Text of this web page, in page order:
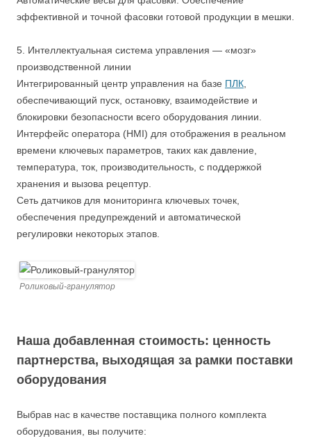
эффективной и точной фасовки готовой продукции в мешки.
5. Интеллектуальная система управления — «мозг»
производственной линии
Интегрированный центр управления на базе ПЛК
обеспечивающий пуск, остановку, взаимодействие и
блокировки безопасности всего оборудования линии.
Интерфейс оператора (HMI) для отображения в реальном
времени ключевых параметров, таких как давление,
температура, ток, производительность, с поддержкой
хранения и вызова рецептур.
Сеть датчиков для мониторинга ключевых точек,
обеспечения предупреждений и автоматической
регулировки некоторых этапов.
Роликовый-гранулятор
Наша добавленная стоимость: ценность
партнерства, выходящая за рамки поставки
оборудования
Выбрав нас в качестве поставщика полного комплекта
оборудования, вы получите: